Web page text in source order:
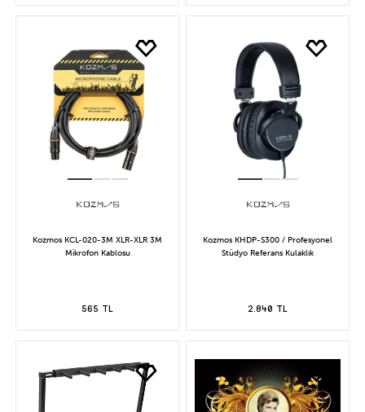
Kozmos KCL-020-3M XLR-XLR 3M
Mikrofon Kablosu
565 TL
Kozmos KHDP-S300 / Profesyonel
Stüdyo Referans Kulaklık
2.840 TL